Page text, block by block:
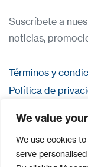
We value
We use cookies
serve
Suscríbete a
noticias,
Términos y
Política de
Iniciar sesión